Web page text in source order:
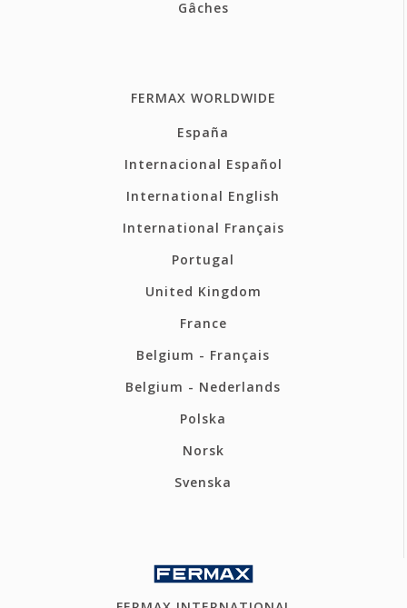
Gâches
FERMAX WORLDWIDE
España
Internacional Español
International English
International Français
Portugal
United Kingdom
France
Belgium - Français
Belgium - Nederlands
Polska
Norsk
Svenska